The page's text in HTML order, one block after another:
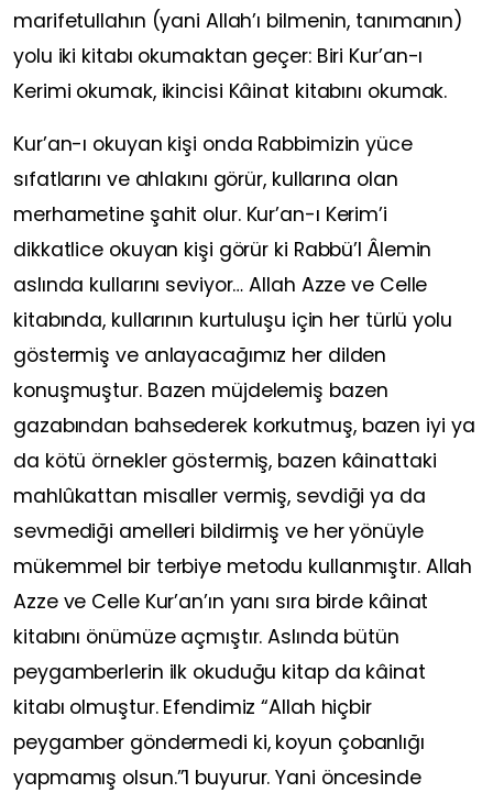
marifetullahın (yani Allah’ı bilmenin, tanımanın)
yolu iki kitabı okumaktan geçer: Biri Kur’an-ı
Kerimi okumak, ikincisi Kâinat kitabını okumak.
Kur’an-ı okuyan kişi onda Rabbimizin yüce
sıfatlarını ve ahlakını görür, kullarına olan
merhametine şahit olur. Kur’an-ı Kerim’i
dikkatlice okuyan kişi görür ki Rabbü’l Âlemin
aslında kullarını seviyor… Allah Azze ve Celle
kitabında, kullarının kurtuluşu için her türlü yolu
göstermiş ve anlayacağımız her dilden
konuşmuştur. Bazen müjdelemiş bazen
gazabından bahsederek korkutmuş, bazen iyi ya
da kötü örnekler göstermiş, bazen kâinattaki
mahlûkattan misaller vermiş, sevdiği ya da
sevmediği amelleri bildirmiş ve her yönüyle
mükemmel bir terbiye metodu kullanmıştır. Allah
Azze ve Celle Kur’an’ın yanı sıra birde kâinat
kitabını önümüze açmıştır. Aslında bütün
peygamberlerin ilk okuduğu kitap da kâinat
kitabı olmuştur. Efendimiz “Allah hiçbir
peygamber göndermedi ki, koyun çobanlığı
yapmamış olsun.”1 buyurur. Yani öncesinde